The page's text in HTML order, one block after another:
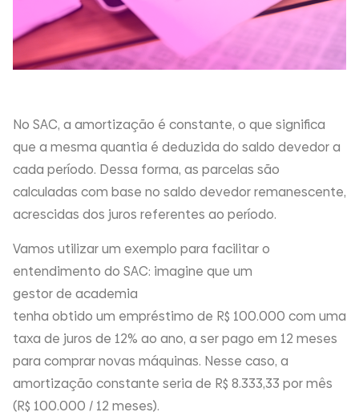
No SAC, a amortização é constante, o que significa
que a mesma quantia é deduzida do saldo devedor a
cada período. Dessa forma, as parcelas são
calculadas com base no saldo devedor remanescente,
acrescidas dos juros referentes ao período.
Vamos utilizar um exemplo para facilitar o
entendimento do SAC: imagine que um
gestor de academia
tenha obtido um empréstimo de R$ 100.000 com uma
taxa de juros de 12% ao ano, a ser pago em 12 meses
para comprar novas máquinas. Nesse caso, a
amortização constante seria de R$ 8.333,33 por mês
(R$ 100.000 / 12 meses).